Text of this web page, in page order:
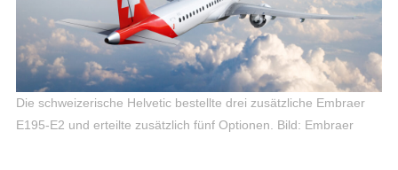
Die schweizerische Helvetic bestellte drei zusätzliche Embraer
E195-E2 und erteilte zusätzlich fünf Optionen.
Bild: Embraer